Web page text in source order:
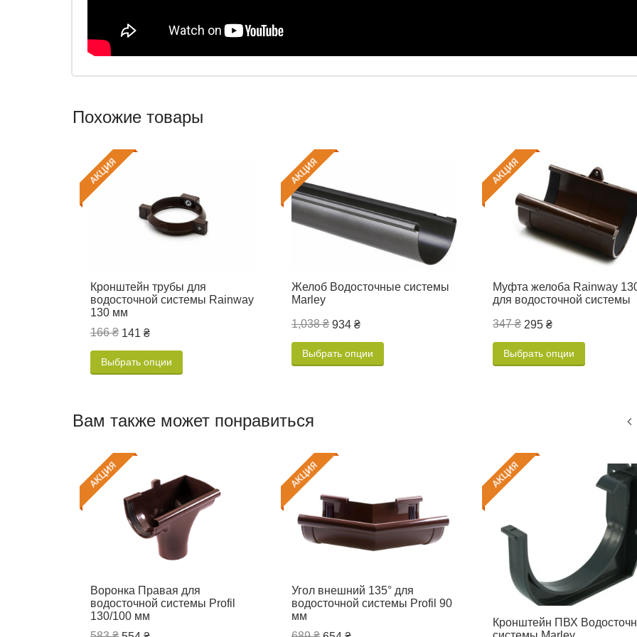
Похожие товары
Кронштейн трубы для
водосточной системы Rainway
130 мм
166 ₴ 141 ₴
Выбрать опции
Желоб Водосточные системы
Marley
1,038 ₴ 934 ₴
Выбрать опции
Муфта желоба Rainway
для водосточной системы
347 ₴ 295 ₴
Выбрать опции
Вам также может понравиться
Воронка Правая для
водосточной системы Profil
130/100 мм
Угол внешний 135° для
водосточной системы Profil 90
мм
Кронштейн ПВХ